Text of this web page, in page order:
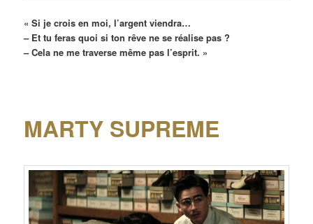
« Si je crois en moi, l’argent viendra…
– Et tu feras quoi si ton rêve ne se réalise pas ?
– Cela ne me traverse même pas l’esprit. »
MARTY SUPREME